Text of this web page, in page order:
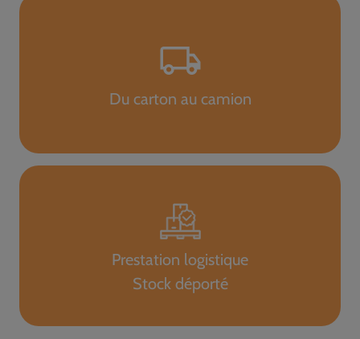
Du carton au camion
Prestation logistique
Stock déporté